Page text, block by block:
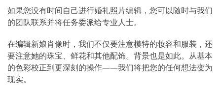
如果您没有时间自己进行婚礼照片编辑，您可以随时与我们
的团队联系并将任务委派给专业人士。
在编辑新娘肖像时，我们不仅要注意模特的妆容和服装，还
要注意她的珠宝、鲜花和其他配饰。背景也是如此。从基本
的色彩校正到更深刻的操作——我们将把您的任何想法变为
现实。